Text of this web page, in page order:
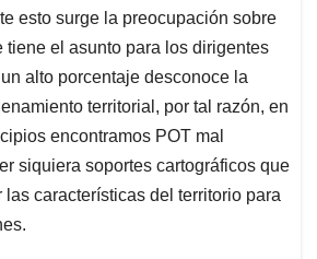
esto surge la preocupación sobre
tiene el asunto para los dirigentes
alto porcentaje desconoce la
territorial, por tal razón, en
encontramos POT mal
siquiera soportes cartográficos que
las características del territorio para